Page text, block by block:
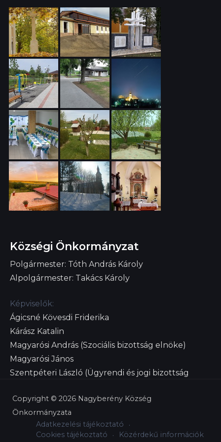
Községi Önkormányzat
Polgármester: Tóth András Károly
Alpolgármester: Takács Károly
Képviselők:
Ágicsné Kövesdi Friderika
Kárász Katalin
Magyarósi András (Szociális bizottság elnöke)
Magyarósi János
Szentpéteri László (Ügyrendi és jogi bizottság
Copyright © 2026 Nagyberény Község
Önkormányzata
Adatkezelési tájékoztató
Cookies tájékoztató
Közérdekű információk